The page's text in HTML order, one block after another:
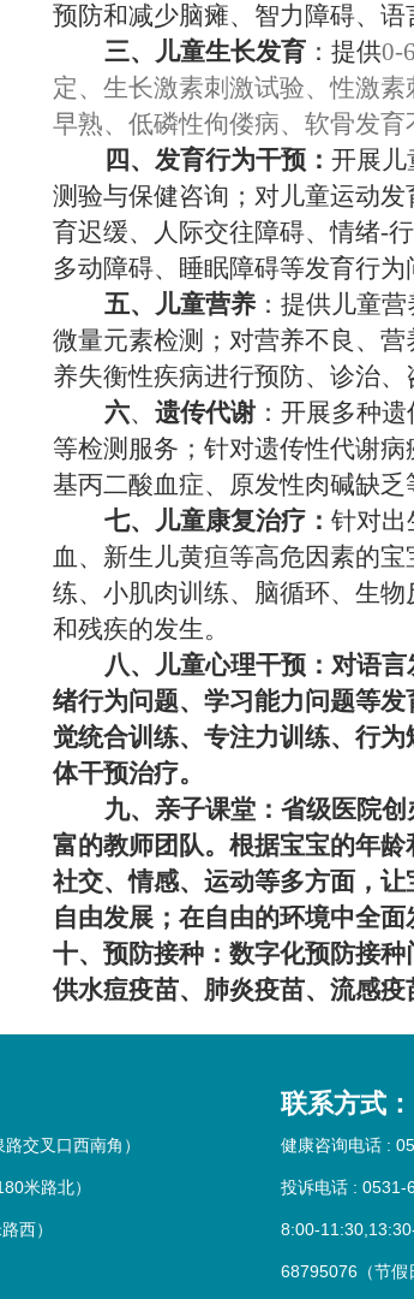
预防和减少脑瘫、智力障碍、语
三、儿童生长发育 ：提供0-6
定、生长激素刺激试验、性激
早熟、低磷性佝偻病、软骨发育
四、 发育行为干预： 开展儿
测验与保健咨询；对儿童运动
育迟缓、人际交往障碍、情绪-
多动障碍、睡眠障碍等发育行为
五、 儿童营养 ：提供儿童
微量元素检测；对营养不良、
养失衡性疾病进行预防、诊治、
六、 遗传代谢 ：开展多种
等检测服务；针对遗传性代谢
基丙二酸血症、原发性肉碱缺乏
七、 儿童康复治疗： 针对出
血、新生儿黄疸等高危因素的
练、小肌肉训练、脑循环、生
和残疾的发生。
八、儿童心理干预 ：对语
绪行为问题、学习能力问题等
觉统合训练、专注力训练、行
体干预治疗。
九、亲子课堂： 省级医院
富的教师团队。根据宝宝的年龄
社交、情感、运动等多方面，
自由发展；在自由的环境中全面
十、预防接种： 数字化预防接
供水痘疫苗、肺炎疫苗、流感疫
交叉口西南角）
米路北）
西）
联系方式：
健康咨询电话 :
投诉电话 : 0531-
8:00-
68795076（节假